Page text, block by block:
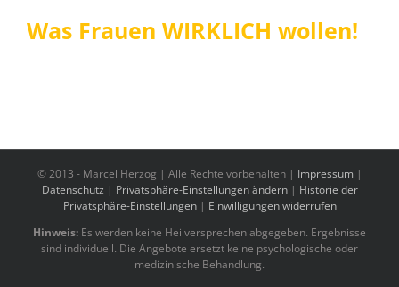
Was Frauen WIRKLICH wollen!
© 2013 - Marcel Herzog | Alle Rechte vorbehalten | Impressum |
Datenschutz | Privatsphäre-Einstellungen ändern| Historie der
Privatsphäre-Einstellungen| Einwilligungen widerrufen
Hinweis: Es werden keine Heilversprechen abgegeben. Ergebnisse
sind individuell. Die Angebote ersetzt keine psychologische oder
medizinische Behandlung.